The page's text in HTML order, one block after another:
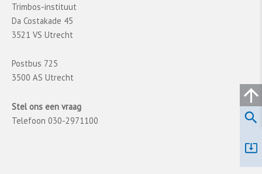
Trimbos-instituut
Da Costakade 45
3521 VS Utrecht
Postbus 725
3500 AS Utrecht
Stel ons een vraag
Telefoon 030-2971100